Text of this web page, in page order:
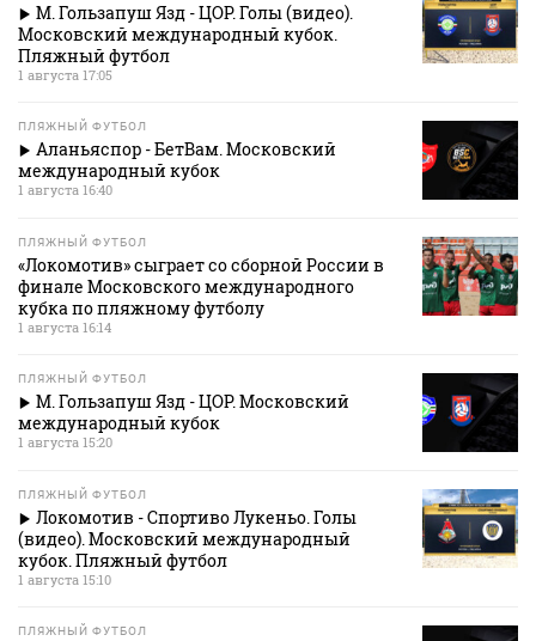
М. Гользапуш Язд - ЦОР. Голы (видео).
Московский международный кубок.
Пляжный футбол
1 августа 17:05
ПЛЯЖНЫЙ ФУТБОЛ
Аланьяспор - БетВам. Московский
международный кубок
1 августа 16:40
ПЛЯЖНЫЙ ФУТБОЛ
«Локомотив» сыграет со сборной России в
финале Московского международного
кубка по пляжному футболу
1 августа 16:14
ПЛЯЖНЫЙ ФУТБОЛ
М. Гользапуш Язд - ЦОР. Московский
международный кубок
1 августа 15:20
ПЛЯЖНЫЙ ФУТБОЛ
Локомотив - Спортиво Лукеньо. Голы
(видео). Московский международный
кубок. Пляжный футбол
1 августа 15:10
ПЛЯЖНЫЙ ФУТБОЛ